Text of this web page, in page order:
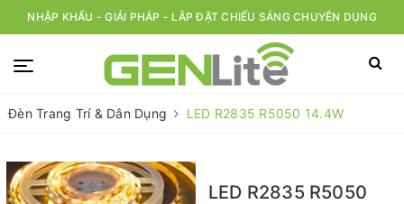
NHẬP KHẨU - GIẢI PHÁP - LẮP ĐẶT CHIẾU SÁNG CHUYÊN DỤNG
Đèn Trang Trí & Dân Dụng LED R2835 R5050 14.4W
LED R2835 R5050